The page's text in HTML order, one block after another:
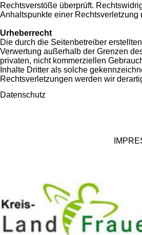
Rechtsverstöße überprüft.
Anhaltspunkte einer
Urheberrecht
Die durch die Seitenbetreiber
Verwertung außerhalb der Grenzen
privaten, nicht kommerziellen
Inhalte Dritter als solche
Rechtsverletzungen werden wir
Datenschutz